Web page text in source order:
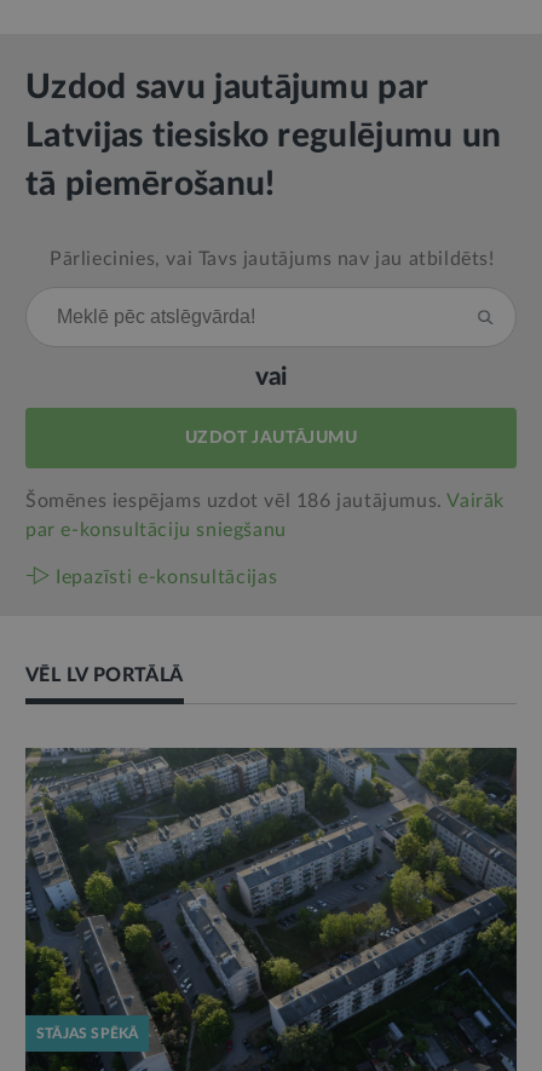
Uzdod savu jautājumu par
Latvijas tiesisko regulējumu un
tā piemērošanu!
Pārliecinies, vai Tavs jautājums nav jau atbildēts!
vai
UZDOT JAUTĀJUMU
Šomēnes iespējams uzdot vēl 186 jautājumus.Vairāk
par e‑konsultāciju sniegšanu
Iepazīsti e-konsultācijas
VĒL LV PORTĀLĀ
STĀJAS SPĒKĀ